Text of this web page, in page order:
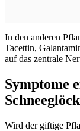
In den anderen
Tacettin,
auf das zentrale
Symptome
Wird der giftige